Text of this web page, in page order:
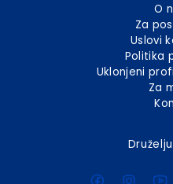
O
Za
Uslovi
Politika
Uklonjeni
Za